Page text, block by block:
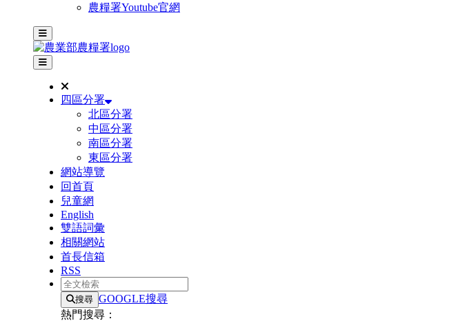
農糧署Youtube官網
主選單
其他網站選單
四區分署
北區分署
中區分署
南區分署
東區分署
網站導覽
回首頁
兒童網
English
雙語詞彙
相關網站
首長信箱
RSS
全文檢索
搜尋 GOOGLE搜尋
熱門搜尋：